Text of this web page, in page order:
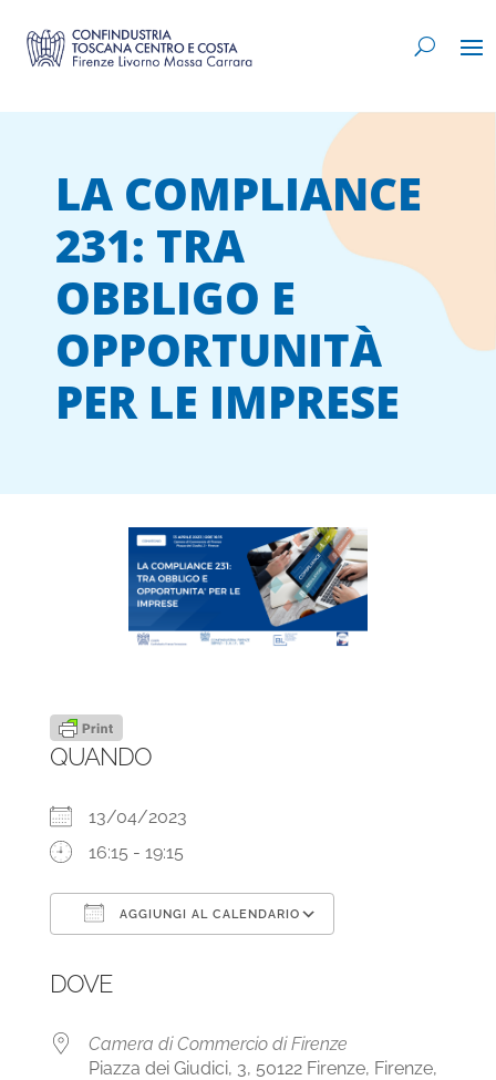
LA COMPLIANCE
231: TRA
OBBLIGO E
OPPORTUNITÀ
PER LE IMPRESE
QUANDO
13/04/2023
16:15 - 19:15
AGGIUNGI AL CALENDARIO
DOVE
Camera di Commercio di Firenze
Piazza dei Giudici, 3, 50122 Firenze, Firenze,